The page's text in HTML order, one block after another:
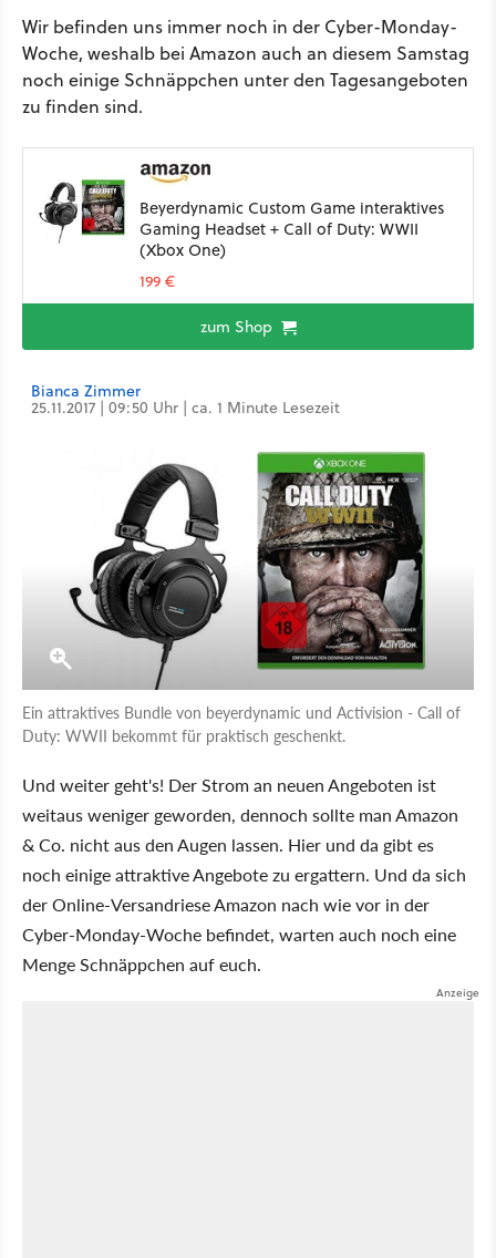
Wir befinden uns immer noch in der Cyber-Monday-
Woche, weshalb bei Amazon auch an diesem Samstag
noch einige Schnäppchen unter den Tagesangeboten
zu finden sind.
Beyerdynamic Custom Game interaktives
Gaming Headset + Call of Duty: WWII
(Xbox One)
199 €
zum Shop
Bianca Zimmer
25.11.2017 | 09:50 Uhr | ca. 1 Minute Lesezeit
Ein attraktives Bundle von beyerdynamic und Activision - Call of
Duty: WWII bekommt für praktisch geschenkt.
Und weiter geht's! Der Strom an neuen Angeboten ist
weitaus weniger geworden, dennoch sollte man Amazon
& Co. nicht aus den Augen lassen. Hier und da gibt es
noch einige attraktive Angebote zu ergattern. Und da sich
der Online-Versandriese Amazon nach wie vor in der
Cyber-Monday-Woche befindet, warten auch noch eine
Menge Schnäppchen auf euch.